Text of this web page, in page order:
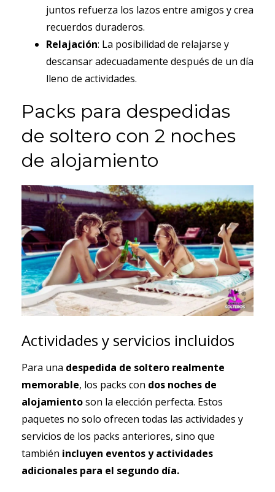
juntos refuerza los lazos entre amigos y crea
recuerdos duraderos.
Relajación: La posibilidad de relajarse y
descansar adecuadamente después de un día
lleno de actividades.
Packs para despedidas
de soltero con 2 noches
de alojamiento
Actividades y servicios incluidos
Para una despedida de soltero realmente
memorable, los packs con dos noches de
alojamientoson la elección perfecta. Estos
paquetes no solo ofrecen todas las actividades y
servicios de los packs anteriores, sino que
también incluyen eventos y actividades
adicionales para el segundo día.